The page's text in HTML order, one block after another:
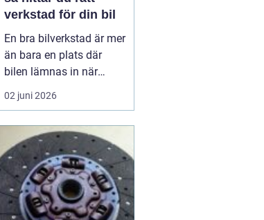
verkstad för din bil
En bra bilverkstad är mer
än bara en plats där
bilen lämnas in när
något går sönder. För
många bilägare i Skåne
verkstad om trygghet,
vardagslogistik och i
längden också om
ekonomi. En bil som
servas regelbundet håller
02 juni 2026